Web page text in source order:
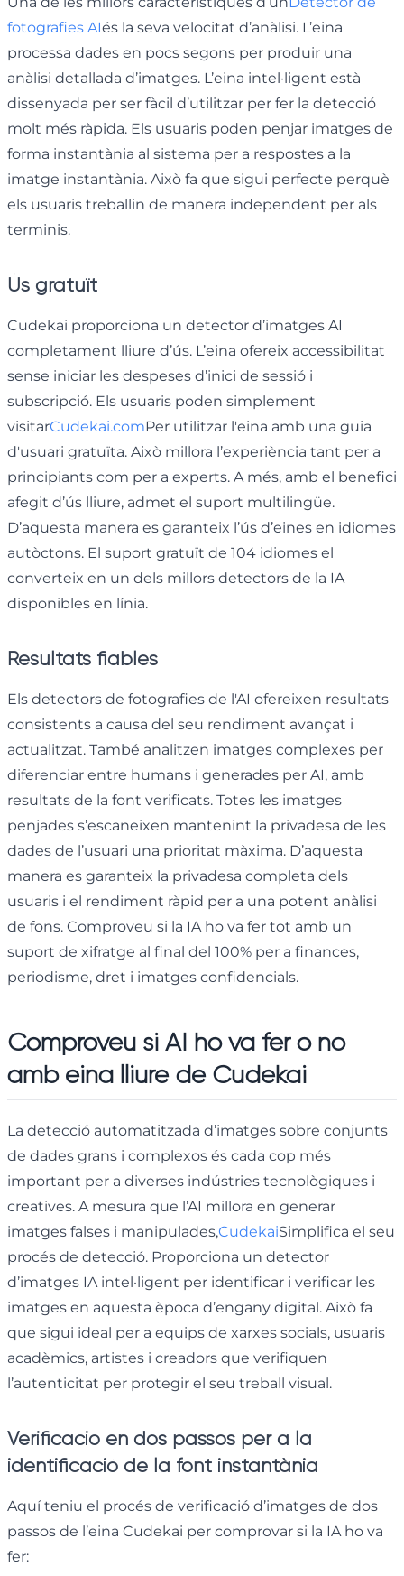
fotografies AIés la seva velocitat d’anàlisi. L’eina
processa dades en pocs segons per produir una
anàlisi detallada d’imatges. L’eina intel·ligent està
dissenyada per ser fàcil d’utilitzar per fer la detecció
molt més ràpida. Els usuaris poden penjar imatges de
forma instantània al sistema per a respostes a la
imatge instantània. Això fa que sigui perfecte perquè
els usuaris treballin de manera independent per als
terminis.
Ús gratuït
Cudekai proporciona un detector d’imatges AI
completament lliure d’ús. L’eina ofereix accessibilitat
sense iniciar les despeses d’inici de sessió i
subscripció. Els usuaris poden simplement
visitarCudekai.comPer utilitzar l'eina amb una guia
d'usuari gratuïta. Això millora l’experiència tant per a
principiants com per a experts. A més, amb el benefici
afegit d’ús lliure, admet el suport multilingüe.
D’aquesta manera es garanteix l’ús d’eines en idiomes
autòctons. El suport gratuït de 104 idiomes el
converteix en un dels millors detectors de la IA
disponibles en línia.
Resultats fiables
Els detectors de fotografies de l'AI ofereixen resultats
consistents a causa del seu rendiment avançat i
actualitzat. També analitzen imatges complexes per
diferenciar entre humans i generades per AI, amb
resultats de la font verificats. Totes les imatges
penjades s’escaneixen mantenint la privadesa de les
dades de l’usuari una prioritat màxima. D’aquesta
manera es garanteix la privadesa completa dels
usuaris i el rendiment ràpid per a una potent anàlisi
de fons. Comproveu si la IA ho va fer tot amb un
suport de xifratge al final del 100% per a finances,
periodisme, dret i imatges confidencials.
Comproveu si AI ho va fer o no
amb eina lliure de Cudekai
La detecció automatitzada d’imatges sobre conjunts
de dades grans i complexos és cada cop més
important per a diverses indústries tecnològiques i
creatives. A mesura que l’AI millora en generar
imatges falses i manipulades,CudekaiSimplifica el seu
procés de detecció. Proporciona un detector
d’imatges IA intel·ligent per identificar i verificar les
imatges en aquesta època d’engany digital. Això fa
que sigui ideal per a equips de xarxes socials, usuaris
acadèmics, artistes i creadors que verifiquen
l’autenticitat per protegir el seu treball visual.
Verificació en dos passos per a la
identificació de la font instantània
Aquí teniu el procés de verificació d’imatges de dos
passos de l’eina Cudekai per comprovar si la IA ho va
fer: